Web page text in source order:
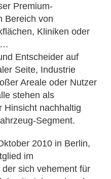
Premium-
Bereich von
Kliniken oder
Entscheider auf
Seite, Industrie
Areale oder Nutzer
stehen als
Hinsicht nachhaltig
Segment.
2010 in Berlin,
im
sich vehement für